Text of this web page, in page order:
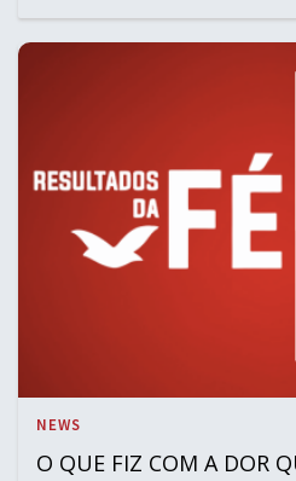
NEWS
O QUE FIZ COM A DOR